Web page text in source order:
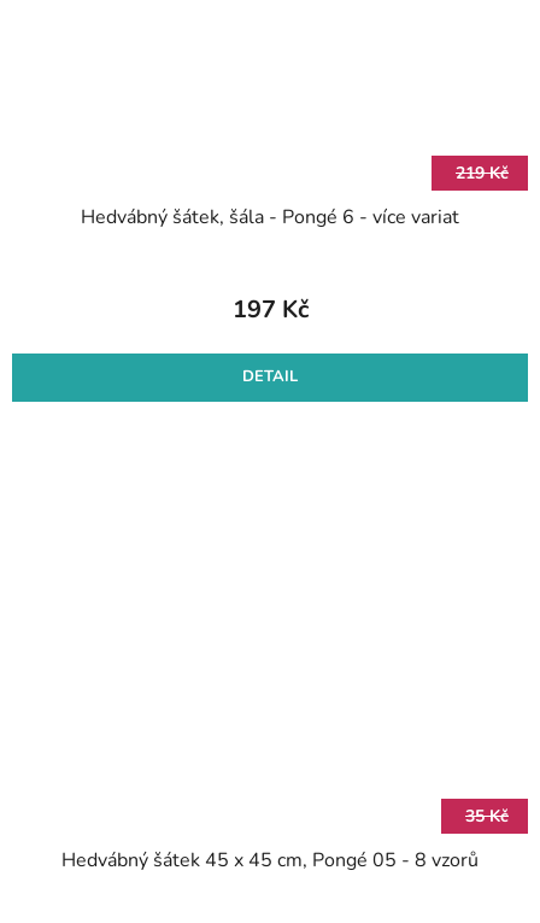
219 Kč
Hedvábný šátek, šála - Pongé 6 - více variat
197 Kč
DETAIL
35 Kč
Hedvábný šátek 45 x 45 cm, Pongé 05 - 8 vzorů